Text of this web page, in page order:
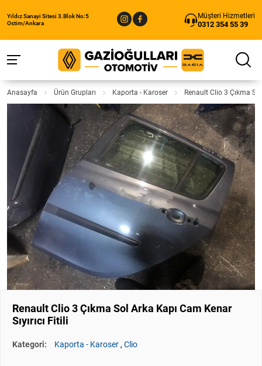
Yıldız Sanayi Sitesi 3.Blok No:5
Ostim/Ankara
Müşteri Hizmetleri
0312 354 55 39
Anasayfa Ürün Grupları Kaporta - Karoser Renault Clio 3 Çıkma
Renault Clio 3 Çıkma Sol Arka Kapı Cam Kenar
Sıyırıcı Fitili
Kategori: Kaporta - Karoser,Clio